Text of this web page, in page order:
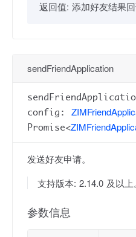
返回值: 添加好友结果回
sendFriendApplication
config:
Promise<
发送好友申请。
支持版本: 2.14.0 及以上。
参数信息